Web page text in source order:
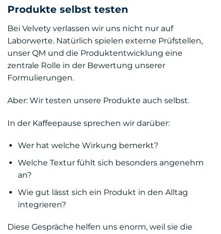
Produkte selbst testen
Bei Velvety verlassen wir uns nicht nur auf
Laborwerte. Natürlich spielen externe Prüfstellen,
unser QM und die Produktentwicklung eine
zentrale Rolle in der Bewertung unserer
Formulierungen.
Aber: Wir testen unsere Produkte auch selbst.
In der Kaffeepause sprechen wir darüber:
Wer hat welche Wirkung bemerkt?
Welche Textur fühlt sich besonders angenehm
an?
Wie gut lässt sich ein Produkt in den Alltag
integrieren?
Diese Gespräche helfen uns enorm, weil sie die